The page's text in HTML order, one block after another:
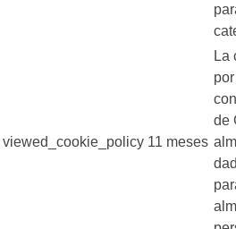
viewed_cookie_policy 11 meses
La
de